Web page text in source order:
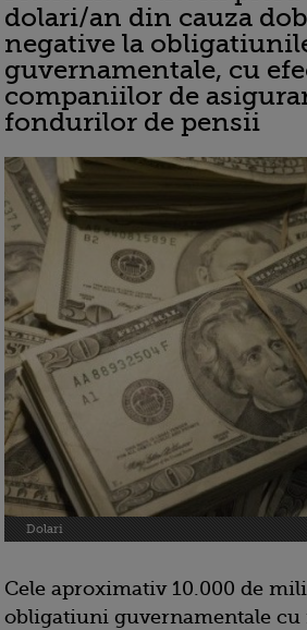
dolari/an din cauza
negative la
guvernamentale, cu
companiilor de
fondurilor de pensii
Dolari
Cele aproximativ 10.000 de
obligatiuni guvernamentale cu